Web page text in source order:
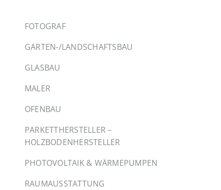
FOTOGRAF
GARTEN-/LANDSCHAFTSBAU
GLASBAU
MALER
OFENBAU
PARKETTHERSTELLER –
HOLZBODENHERSTELLER
PHOTOVOLTAIK & WÄRMEPUMPEN
RAUMAUSSTATTUNG